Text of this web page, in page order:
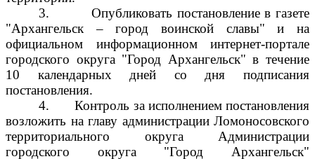
3.
Опубликовать постановление в газете
"Архангельск – город воинской славы" и на
официальном информационном интернет-портале
городского округа "Город Архангельск" в течение
10 календарных дней со дня подписания
постановления.
4.
Контроль за исполнением постановления
возложить на главу администрации Ломоносовского
территориального округа Администрации
городского округа "Город Архангельск"